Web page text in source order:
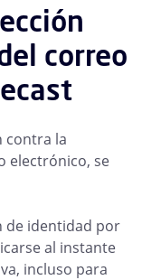
correo
contra la
electrónico, se
de identidad por
al instante
incluso para